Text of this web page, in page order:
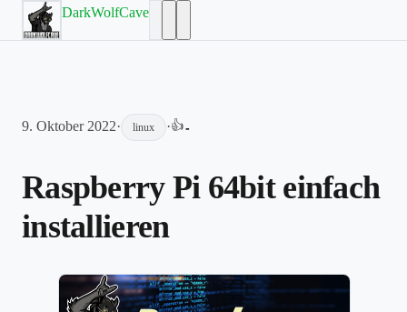
DarkWolfCave
9. Oktober 2022· linux ·👍-
Raspberry Pi 64bit einfach
installieren